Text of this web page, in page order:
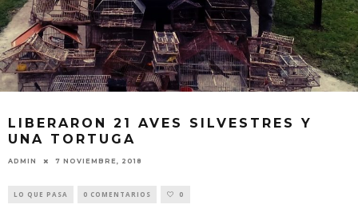
LIBERARON 21 AVES SILVESTRES Y
UNA TORTUGA
ADMIN 7 NOVIEMBRE, 2018
LO QUE PASA 0 COMENTARIOS 0